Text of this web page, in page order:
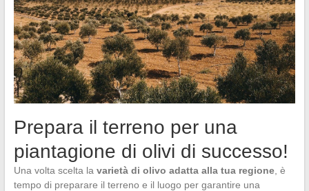
Prepara il terreno per una
piantagione di olivi di successo!
Una volta scelta la varietà di olivo adatta alla tua regione, è
tempo di preparare il terreno e il luogo per garantire una